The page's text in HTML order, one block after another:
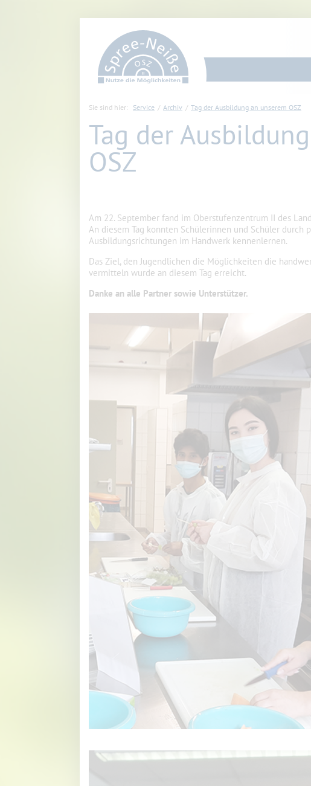
Sie sind hier: Service Archiv Tag der Ausbildung an unserem OSZ
Tag der
OSZ
Am 22. September fand im Oberstufenzentrum II des
An diesem Tag konnten Schülerinnen und Schüler durch
Ausbildungsrichtungen im Handwerk kennenlernen.
Das Ziel, den Jugendlichen die Möglichkeiten die
vermitteln wurde an diesem Tag erreicht.
Danke an alle Partner sowie Unterstützer.